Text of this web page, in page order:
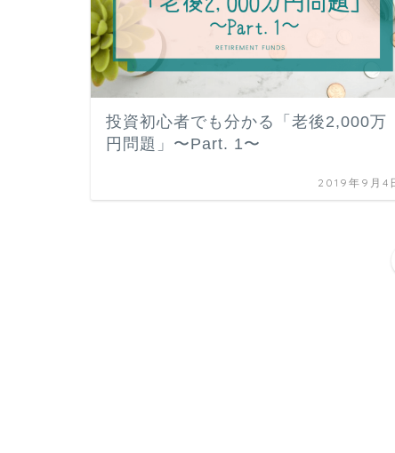
投資初心者でも分かる「老後2,000万
円問題」〜Part. 1〜
2019年9月4